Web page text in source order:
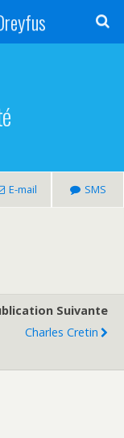
E-mail SMS
Suivante
Charles Cretin